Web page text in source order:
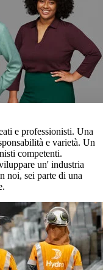
e professionisti. Una
e varietà. Un
competenti.
un' industria
noi, sei parte di una